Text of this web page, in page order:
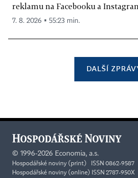
reklamu na Facebooku a
7. 8. 2026 ▪ 55:23 min.
DALŠÍ
© 1996-2026 Economia, a.s.
Hospodářské noviny (print) ISSN 0862-9587
Hospodářské noviny (online) ISSN 2787-950X